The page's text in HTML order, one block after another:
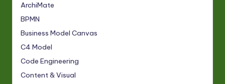
ArchiMate
BPMN
Business Model Canvas
C4 Model
Code Engineering
Content & Visual